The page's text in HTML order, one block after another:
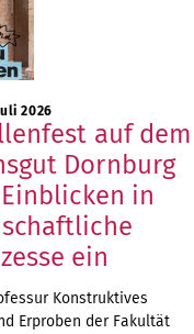
2026
auf dem
Dornburg
in
ein
Konstruktives
Erproben der Fakultät